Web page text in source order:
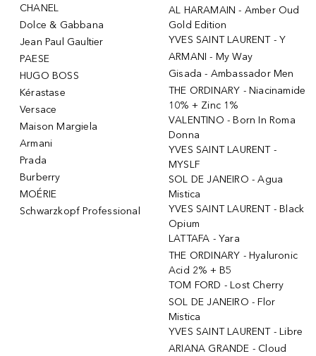
CHANEL
Dolce & Gabbana
Jean Paul Gaultier
PAESE
HUGO BOSS
Kérastase
Versace
Maison Margiela
Armani
Prada
Burberry
MOÉRIE
Schwarzkopf Professional
AL HARAMAIN - Amber Oud
Gold Edition
YVES SAINT LAURENT - Y
ARMANI - My Way
Gisada - Ambassador Men
THE ORDINARY - Niacinamide
10% + Zinc 1%
VALENTINO - Born In Roma
Donna
YVES SAINT LAURENT -
MYSLF
SOL DE JANEIRO - Agua
Mistica
YVES SAINT LAURENT - Black
Opium
LATTAFA - Yara
THE ORDINARY - Hyaluronic
Acid 2% + B5
TOM FORD - Lost Cherry
SOL DE JANEIRO - Flor
Mistica
YVES SAINT LAURENT - Libre
ARIANA GRANDE - Cloud